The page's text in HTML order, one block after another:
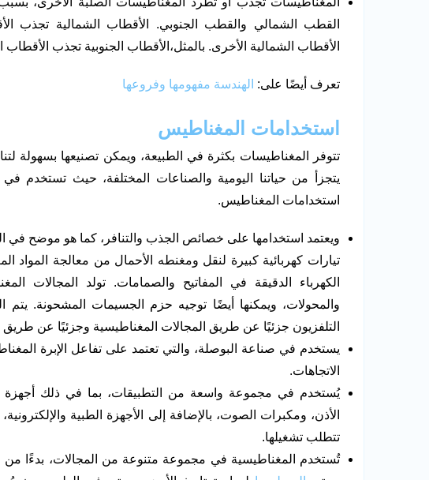
القطب الشمالي والقطب الجنوبي. الأقطاب الشمالية تجذب
الأقطاب الشمالية الأخرى. بالمثل،الأقطاب الجنوبية تجذب الأقطاب
تعرف أيضًا على: الهندسة مفهومها وفروعها
استخدامات المغناطيس
تتوفر المغناطيسات بكثرة في الطبيعة، ويمكن تصنيعها بسهولة
يتجزأ من حياتنا اليومية والصناعات المختلفة، حيث تستخدم
استخدامات المغناطيس.
ويعتمد استخدامها على خصائص الجذب والتنافر، كما هو موضح في
تيارات كهربائية كبيرة لنقل ومغنطه الأحمال من معالجة المواد
الكهرباء الدقيقة في المفاتيح والصمامات. تولد المجالات
والمحولات، ويمكنها أيضًا توجيه حزم الجسيمات المشحونة. يتم
التلفزيون جزئيًا عن طريق المجالات المغناطيسية وجزئيًا عن طريق
يستخدم في صناعة البوصلة، والتي تعتمد على تفاعل الإبرة
الاتجاهات.
يُستخدم في مجموعة واسعة من التطبيقات، بما في ذلك أجهزة
الأذن، ومكبرات الصوت، بالإضافة إلى الأجهزة الطبية
تتطلب تشغيلها.
تُستخدم المغناطيسية في مجموعة متنوعة من المجالات، بدءًا من